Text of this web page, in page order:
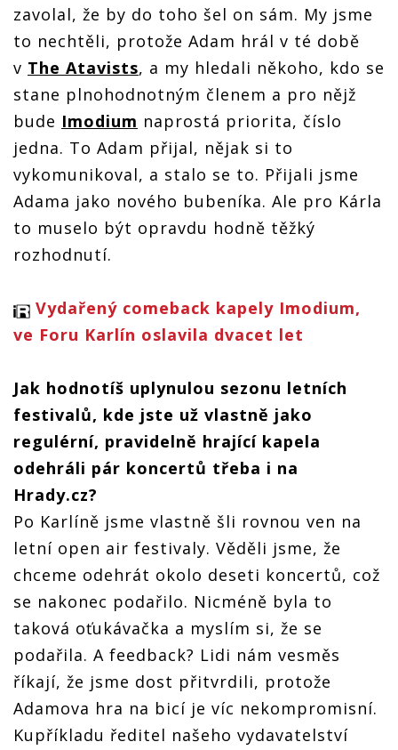
zavolal, že by do toho šel on sám. My jsme
to nechtěli, protože Adam hrál v té době
v The Atavists, a my hledali někoho, kdo se
stane plnohodnotným členem a pro nějž
bude Imodium naprostá priorita, číslo
jedna. To Adam přijal, nějak si to
vykomunikoval, a stalo se to. Přijali jsme
Adama jako nového bubeníka. Ale pro Kárla
to muselo být opravdu hodně těžký
rozhodnutí.
Vydařený comeback kapely Imodium,
ve Foru Karlín oslavila dvacet let
Jak hodnotíš uplynulou sezonu letních
festivalů, kde jste už vlastně jako
regulérní, pravidelně hrající kapela
odehráli pár koncertů třeba i na
Hrady.cz?
Po Karlíně jsme vlastně šli rovnou ven na
letní open air festivaly. Věděli jsme, že
chceme odehrát okolo deseti koncertů, což
se nakonec podařilo. Nicméně byla to
taková oťukávačka a myslím si, že se
podařila. A feedback? Lidi nám vesměs
říkají, že jsme dost přitvrdili, protože
Adamova hra na bicí je víc nekompromisní.
Kupříkladu ředitel našeho vydavatelství